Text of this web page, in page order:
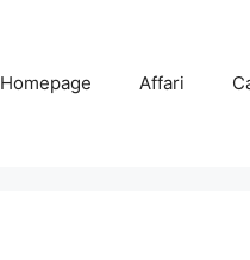
Homepage Affari